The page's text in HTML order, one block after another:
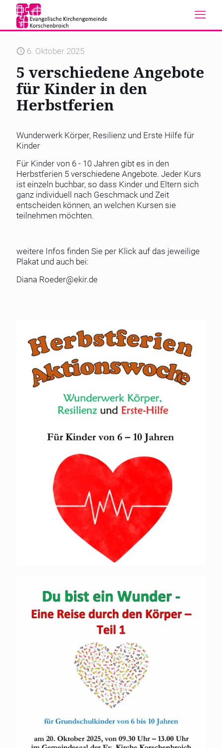
6. Oktober 2025
5 verschiedene Angebote
für Kinder in den
Herbstferien
Wunderwerk Körper, Resilienz und Erste Hilfe für
Kinder
Für Kinder von 6 - 10 Jahren gibt es in den
Herbstferien 5 verschiedene Angebote. Jeder Kurs
ist einzeln buchbar, so dass Kinder und Eltern sich
ganz individuell nach Geschmack und Zeit
entscheiden können, an welchen Kursen sie
teilnehmen möchten.
weitere Infos finden Sie per Klick auf das jeweilige
Plakat und auch bei:
Diana Roeder@ekir.de